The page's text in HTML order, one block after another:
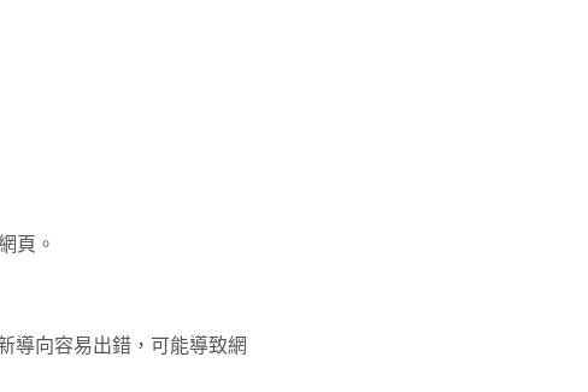
頁。
導向容易出錯，可能導致網